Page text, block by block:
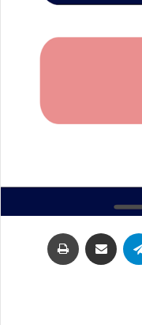
تيلقرام مشاركة عبر البريد